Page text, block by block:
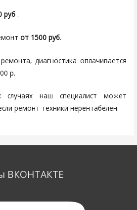
руб .
от 1500 руб.
диагностика оплачивается
р.
наш специалист может
ремонт техники нерентабелен.
ВКОНТАКТЕ